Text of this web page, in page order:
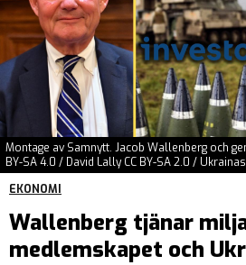
Montage av Samnytt. Jacob Wallenberg och
BY-SA 4.0 / David Lally CC BY-SA 2.0 /
EKONOMI
Wallenberg tjänar
medlemskapet och